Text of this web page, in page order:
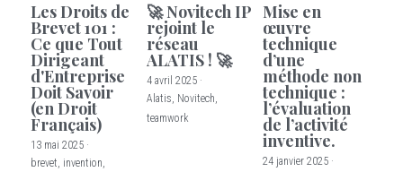
Start_UP
English
Blog
Les Droits de
Brevet 101 :
Ce que Tout
Dirigeant
d'Entreprise
Doit Savoir
(en Droit
Français)
13 mai 2025 ·
brevet, invention,
🚀 Novitech IP
rejoint le
réseau
ALATIS ! 🚀
4 avril 2025 ·
Alatis, Novitech,
teamwork
Mise en
œuvre
technique
d’une
méthode non
technique :
l’évaluation
de l’activité
inventive.
24 janvier 2025 ·